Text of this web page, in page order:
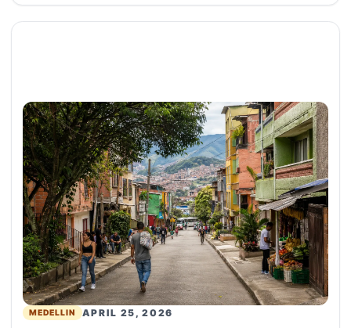
MEDELLIN APRIL 25, 2026